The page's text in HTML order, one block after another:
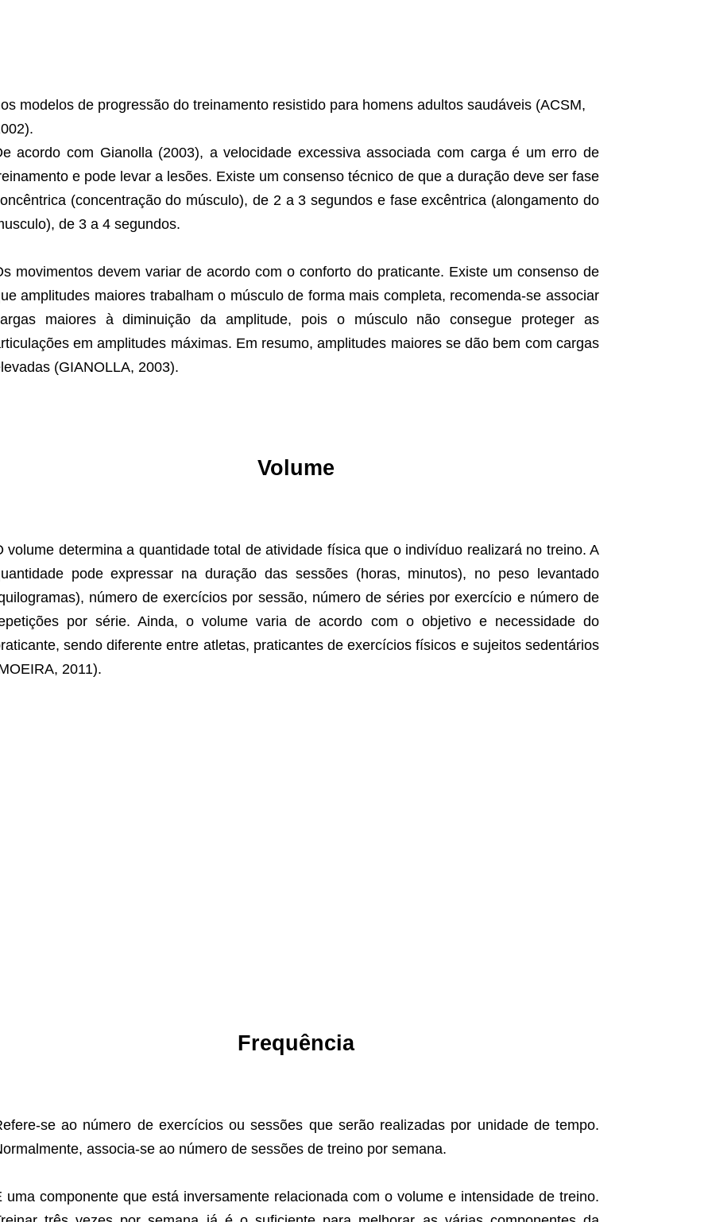
modelos de progressão do treinamento resistido para homens adultos saudáveis (ACSM,
acordo com Gianolla (2003), a velocidade excessiva associada com carga é um erro de
e pode levar a lesões. Existe um consenso técnico de que a duração deve ser fase
(concentração do músculo), de 2 a 3 segundos e fase excêntrica (alongamento do
de 3 a 4 segundos.
movimentos devem variar de acordo com o conforto do praticante. Existe um consenso de
amplitudes maiores trabalham o músculo de forma mais completa, recomenda-se associar
maiores à diminuição da amplitude, pois o músculo não consegue proteger as
em amplitudes máximas. Em resumo, amplitudes maiores se dão bem com cargas
(GIANOLLA, 2003).
Volume
volume determina a quantidade total de atividade física que o indivíduo realizará no treino. A
pode expressar na duração das sessões (horas, minutos), no peso levantado
número de exercícios por sessão, número de séries por exercício e número de
por série. Ainda, o volume varia de acordo com o objetivo e necessidade do
sendo diferente entre atletas, praticantes de exercícios físicos e sujeitos sedentários
2011).
Frequência
se ao número de exercícios ou sessões que serão realizadas por unidade de tempo.
associa-se ao número de sessões de treino por semana.
uma componente que está inversamente relacionada com o volume e intensidade de treino.